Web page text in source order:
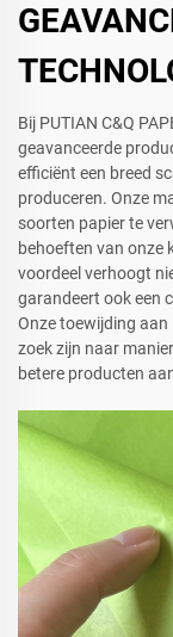
Bij PUTIAN C&Q
geavanceerde
efficiënt een breed
produceren. Onze
soorten papier te
behoeften van onze
voordeel verhoogt
garandeert ook een
Onze toewijding
zoek zijn naar
betere producten